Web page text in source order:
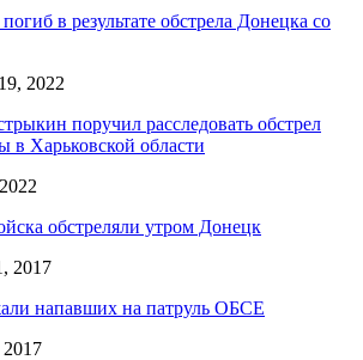
в результате обстрела Донецка со
2022
поручил расследовать обстрел
Харьковской области
обстреляли утром Донецк
2017
напавших на патруль ОБСЕ